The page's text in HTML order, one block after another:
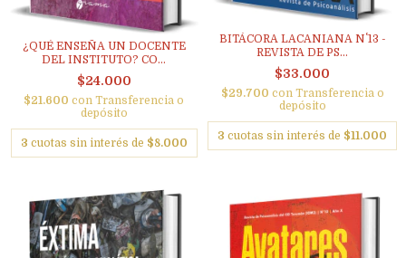
¿QUÉ ENSEÑA UN DOCENTE
DEL INSTITUTO? CO...
$24.000
$21.600 con Transferencia o
depósito
3 cuotas sin interés de $8.000
BITÁCORA LACANIANA N˚ 13 -
REVISTA DE PS...
$33.000
$29.700 con Transferencia o
depósito
3 cuotas sin interés de $11.000